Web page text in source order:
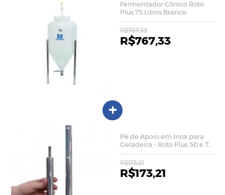
Fermentador Cônico Roto
Plus 75 Litros Branco
R$767,33
R$767,33
+
Pé de Apoio em Inox para
Geladeira - Roto Plus 50 e 75
Litros
R$173,21
R$173,21